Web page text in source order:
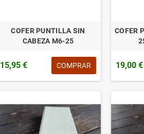
COFER PUNTILLA SIN
CABEZA M6-25
15,95 € COMPRAR
COFER
19,00 €